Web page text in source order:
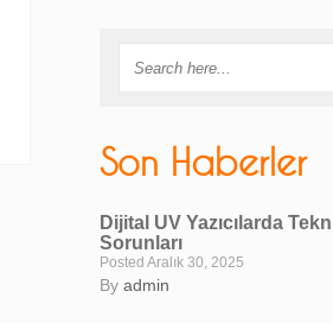
Son Haberler
Dijital UV Yazıcılarda
Sorunları
Posted Aralık 30, 2025
By admin